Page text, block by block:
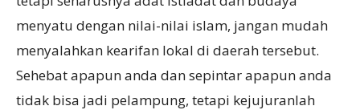
menyatu dengan nilai-nilai islam, jangan mudah
menyalahkan kearifan lokal di daerah tersebut.
Sehebat apapun anda dan sepintar apapun anda
tidak bisa jadi pelampung, tetapi kejujuranlah